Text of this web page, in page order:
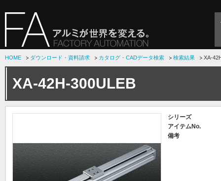
HOME ダウンロード・資料請求 カタログ・CADデータ検索 検索結果 XA-
XA-42H-300ULEB
シリーズ
アイテムNo.
備考